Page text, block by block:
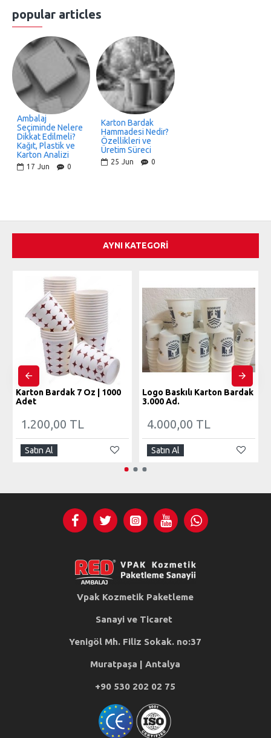
popular articles
Ambalaj
Seçiminde Nelere
Dikkat Edilmeli?
Kağıt, Plastik ve
Karton Analizi
17 Jun 0
Karton Bardak
Hammadesi Nedir?
Özellikleri ve
Üretim Süreci
25 Jun 0
AYNI KATEGORI
Karton Bardak 7 Oz | 1000
Adet
1.200,00 TL
Satın Al
Logo Baskılı Karton Bardak
3.000 Ad.
4.000,00 TL
Satın Al
Vpak Kozmetik Paketleme
Sanayi ve Ticaret
Yenigöl Mh. Filiz Sokak. no:37
Muratpaşa | Antalya
+90 530 202 02 75